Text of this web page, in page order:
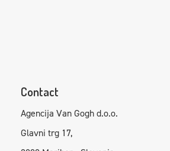
Contact
Agencija Van Gogh d.o.o.
Glavni trg 17,